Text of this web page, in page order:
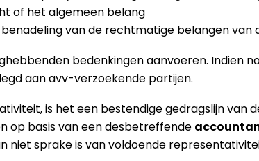
of het algemeen belang
van de rechtmatige belangen van
bedenkingen aanvoeren. Indien
aan avv-verzoekende partijen.
is het een bestendige gedragslijn van
op basis van een desbetreffende
niet sprake is van voldoende